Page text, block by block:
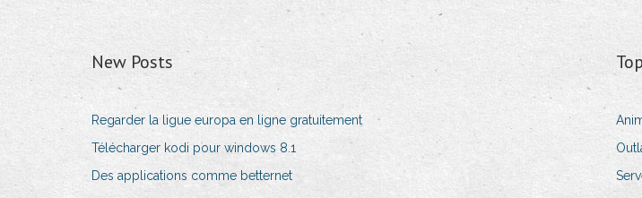
New Posts
Regarder la ligue europa en ligne gratuitement
Télécharger kodi pour windows 8.1
Des applications comme betternet